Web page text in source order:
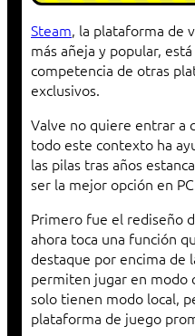
Steam, la plataforma de
más añeja y popular,
competencia de otras
exclusivos.
Valve no quiere entrar a
todo este contexto ha
las pilas tras años
ser la mejor opción en
Primero fue el rediseño
ahora toca una función
destaque por encima de
permiten jugar en modo
solo tienen modo local,
plataforma de juego